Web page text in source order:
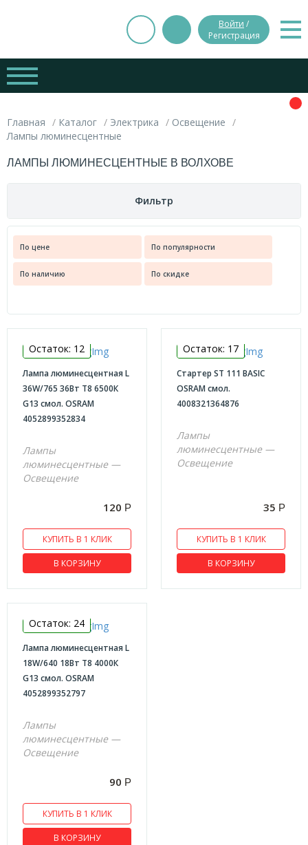
Войти /
Регистрация
Главная Каталог Электрика
Освещение
Лампы люминесцентные
ЛАМПЫ ЛЮМИНЕСЦЕНТНЫЕ В ВОЛХОВЕ
Фильтр
Цена
Вес
Кабельная продукция
NYM
ВВГ
СИП
Трубки термоусадочные
Гофра
Выключатели
Universal
Розетки,вилки,удлинители
Universal
Schneider
Удлинители,переноски
Устройства защиты
Iek
Клеммы
Зажимы,кронштейны
По цене По популярности
По наличию По скидке
Остаток: 12
Лампа люминесцентная L
36W/765 36Вт T8 6500К
G13 смол. OSRAM
4052899352834
Лампы
люминесцентные —
Освещение
120 Р
КУПИТЬ В 1 КЛИК
В КОРЗИНУ
Остаток: 17
Стартер ST 111 BASIC
OSRAM смол.
4008321364876
Лампы
люминесцентные —
Освещение
35 Р
КУПИТЬ В 1 КЛИК
В КОРЗИНУ
Остаток: 24
Лампа люминесцентная L
18W/640 18Вт T8 4000К
G13 смол. OSRAM
4052899352797
Лампы
люминесцентные —
Освещение
90 Р
КУПИТЬ В 1 КЛИК
В КОРЗИНУ